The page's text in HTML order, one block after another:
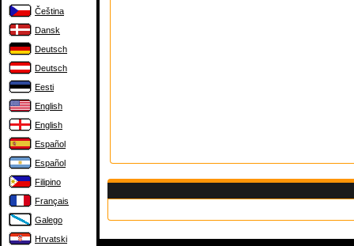
Čeština
Dansk
Deutsch
Deutsch
Eesti
English
English
Español
Español
Filipino
Français
Galego
Hrvatski